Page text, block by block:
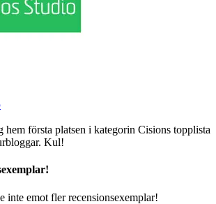
hem första platsen i kategorin Cisions topplista
Kul!
inte emot fler recensionsexemplar!